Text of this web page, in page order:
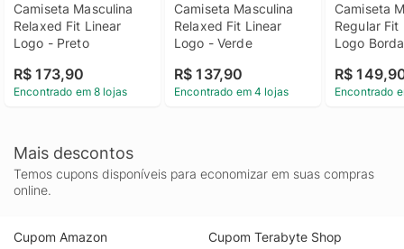
Camiseta Masculina
Relaxed Fit Linear
Logo - Preto
R$ 173,90
Encontrado em 8 lojas
Camiseta Masculina
Relaxed Fit Linear
Logo - Verde
R$ 137,90
Encontrado em 4 lojas
Camiseta
Regular Fit
Logo
R$
Encontrado
Mais descontos
Temos cupons disponíveis para economizar em suas compras
online.
Cupom Amazon
Cupom Terabyte Shop